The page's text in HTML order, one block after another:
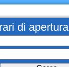
di apertura